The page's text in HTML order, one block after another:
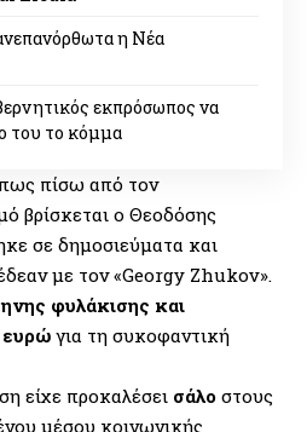
η Νέα
εκπρόσωπος να
του το κόμμα
πίσω από τον
βρίσκεται ο Θεοδόσης
σε δημοσιεύματα και
με τον «Georgy Zhukov».
φυλάκισης και
ευρώ για τη συκοφαντική
είχε προκαλέσει σάλο στους
μέσου κοινωνικής